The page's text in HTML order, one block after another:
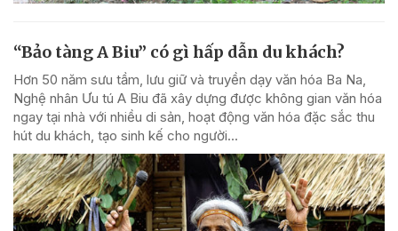
“Bảo tàng A Biu” có gì hấp dẫn du khách?
Hơn 50 năm sưu tầm, lưu giữ và truyền dạy văn hóa Ba Na,
Nghệ nhân Ưu tú A Biu đã xây dựng được không gian văn hóa
ngay tại nhà với nhiều di sản, hoạt động văn hóa đặc sắc thu
hút du khách, tạo sinh kế cho người...